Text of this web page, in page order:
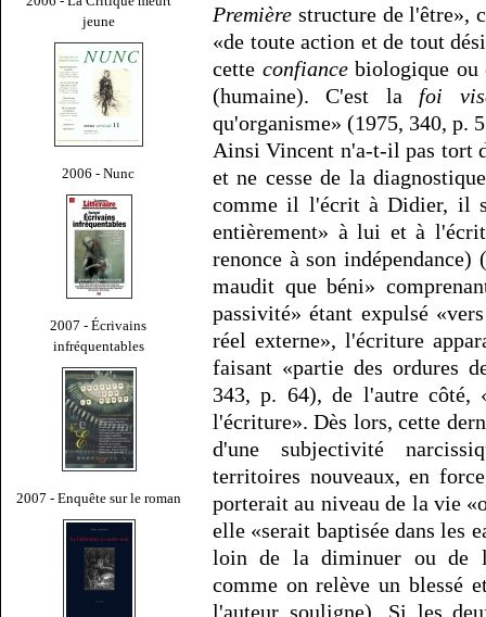
jeune
2006 - Nunc
2007 - Écrivains
infréquentables
2007 - Enquête sur le roman
Première structure de l'être»,
«de toute action et de tout
cette confiancebiologique ou
(humaine). C'est la foi
qu'organisme» (1975, 340, p.
Ainsi Vincent n'a-t-il pas tort
et ne cesse de la
comme il l'écrit à Didier, il
entièrement» à lui et à
renonce à son
maudit que béni»
passivité» étant expulsé
réel externe», l'écriture
faisant «partie des ordures
343, p. 64), de l'autre côté,
l'écriture». Dès lors, cette
d'une subjectivité
territoires nouveaux, en
porterait au niveau de la vie
elle «serait baptisée dans les
loin de la diminuer ou de
comme on relève un blessé
l'auteur souligne). Si les